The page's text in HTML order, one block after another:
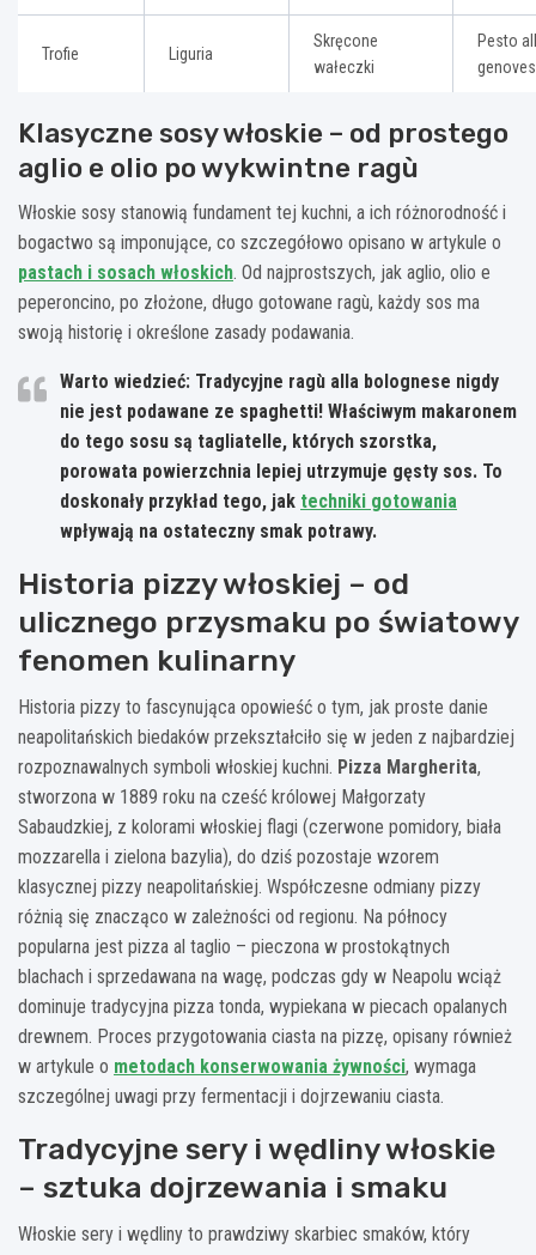
Trofie Liguria
Skręcone
wałeczki
Pesto
Klasyczne sosy włoskie – od prostego
aglio e olio po wykwintne ragù
Włoskie sosy stanowią fundament tej kuchni, a ich różnorodność i
bogactwo są imponujące, co szczegółowo opisano w artykule o
pastach i sosach włoskich. Od najprostszych, jak aglio, olio e
peperoncino, po złożone, długo gotowane ragù, każdy sos ma
swoją historię i określone zasady podawania.
Warto wiedzieć: Tradycyjne ragù alla bolognese nigdy
nie jest podawane ze spaghetti! Właściwym makaronem
do tego sosu są tagliatelle, których szorstka,
porowata powierzchnia lepiej utrzymuje gęsty sos. To
doskonały przykład tego, jak techniki gotowania
wpływają na ostateczny smak potrawy.
Historia pizzy włoskiej – od
ulicznego przysmaku po światowy
fenomen kulinarny
Historia pizzy to fascynująca opowieść o tym, jak proste danie
neapolitańskich biedaków przekształciło się w jeden z najbardziej
rozpoznawalnych symboli włoskiej kuchni. Pizza Margherita,
stworzona w 1889 roku na cześć królowej Małgorzaty
Sabaudzkiej, z kolorami włoskiej flagi (czerwone pomidory, biała
mozzarella i zielona bazylia), do dziś pozostaje wzorem
klasycznej pizzy neapolitańskiej. Współczesne odmiany pizzy
różnią się znacząco w zależności od regionu. Na północy
popularna jest pizza al taglio – pieczona w prostokątnych
blachach i sprzedawana na wagę, podczas gdy w Neapolu wciąż
dominuje tradycyjna pizza tonda, wypiekana w piecach opalanych
drewnem. Proces przygotowania ciasta na pizzę, opisany również
w artykule o metodach konserwowania żywności, wymaga
szczególnej uwagi przy fermentacji i dojrzewaniu ciasta.
Tradycyjne sery i wędliny włoskie
– sztuka dojrzewania i smaku
Włoskie sery i wędliny to prawdziwy skarbiec smaków, który